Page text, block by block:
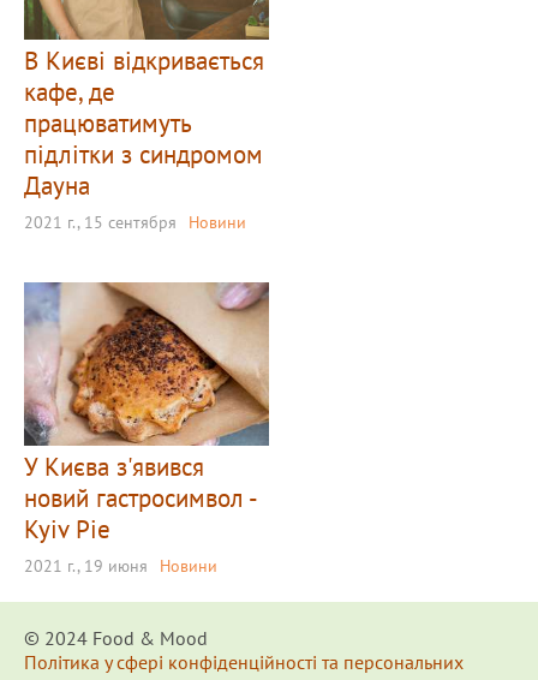
В Києві відкривається
кафе, де
працюватимуть
підлітки з синдромом
Дауна
2021 г., 15 сентября Новини
У Києва з'явився
новий гастросимвол -
Kyiv Pie
2021 г., 19 июня Новини
© 2024 Food & Мood
Політика у сфері конфіденційності та персональних